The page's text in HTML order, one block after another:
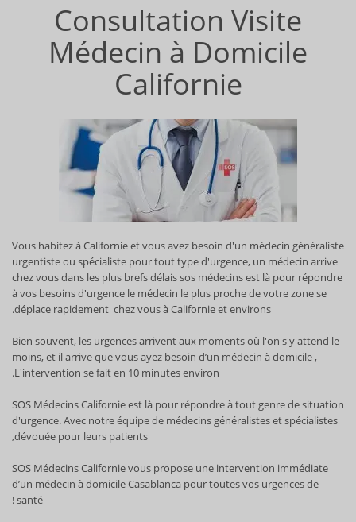
Consultation Visite
Médecin à Domicile
Californie
Vous habitez à Californie et vous avez besoin d'un médecin généraliste
urgentiste ou spécialiste pour tout type d'urgence, un médecin arrive
chez vous dans les plus brefs délais sos médecins est là pour répondre
à vos besoins d'urgence le médecin le plus proche de votre zone se
déplace rapidement chez vous à Californie et environs.
Bien souvent, les urgences arrivent aux moments où l'on s'y attend le
moins, et il arrive que vous ayez besoin d’un médecin à domicile ,
L'intervention se fait en 10 minutes environ.
SOS Médecins Californie est là pour répondre à tout genre de situation
d'urgence. Avec notre équipe de médecins généralistes et spécialistes
dévouée pour leurs patients,
SOS Médecins Californie vous propose une intervention immédiate
d’un médecin à domicile Casablanca pour toutes vos urgences de
santé !